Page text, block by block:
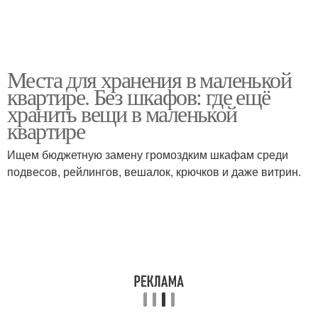
Места для хранения в маленькой
квартире. Без шкафов: где ещё
хранить вещи в маленькой
квартире
Ищем бюджетную замену громоздким шкафам среди
подвесов, рейлингов, вешалок, крючков и даже витрин.